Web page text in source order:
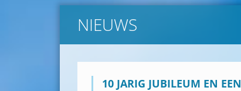
NIEUWS
10 JARIG JUBILEUM EN EEN